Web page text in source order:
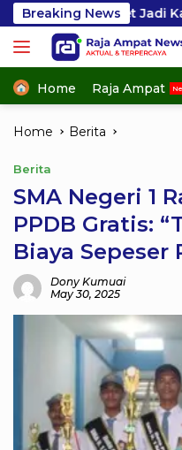
Skip
to
content
Breaking News
Kado Natal bagi
Home Raja Ampat
Home Berita
Berita
SMA Negeri 1
PPDB Gratis:
Biaya Sepeser
Dony Kumuai
May 30, 2025